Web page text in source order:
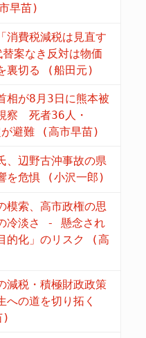
早苗)
消費税減税は見直す
案なき反対は物価
裏切る (船田元)
相が8月3日に熊本被
察 死者36人・
避難 (高市早苗)
、辺野古沖事故の県
を危惧 (小沢一郎)
模索、高市政権の思
冷淡さ - 懸念され
的化」のリスク (高
減税・積極財政政策
への道を切り拓く
)